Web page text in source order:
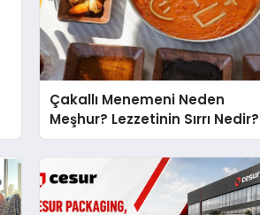
Çakallı Menemeni Neden
Meşhur? Lezzetinin Sırrı Nedir?